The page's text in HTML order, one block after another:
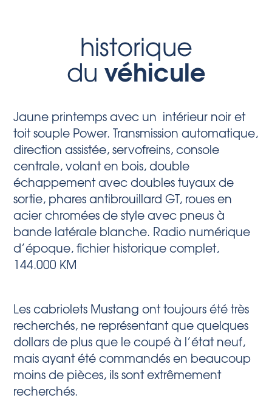
historique
du véhicule
Jaune printemps avec un intérieur noir et
toit souple Power. Transmission automatique,
direction assistée, servofreins, console
centrale, volant en bois, double
échappement avec doubles tuyaux de
sortie, phares antibrouillard GT, roues en
acier chromées de style avec pneus à
bande latérale blanche. Radio numérique
d’époque, fichier historique complet,
144.000 KM
Les cabriolets Mustang ont toujours été très
recherchés, ne représentant que quelques
dollars de plus que le coupé à l’état neuf,
mais ayant été commandés en beaucoup
moins de pièces, ils sont extrêmement
recherchés.